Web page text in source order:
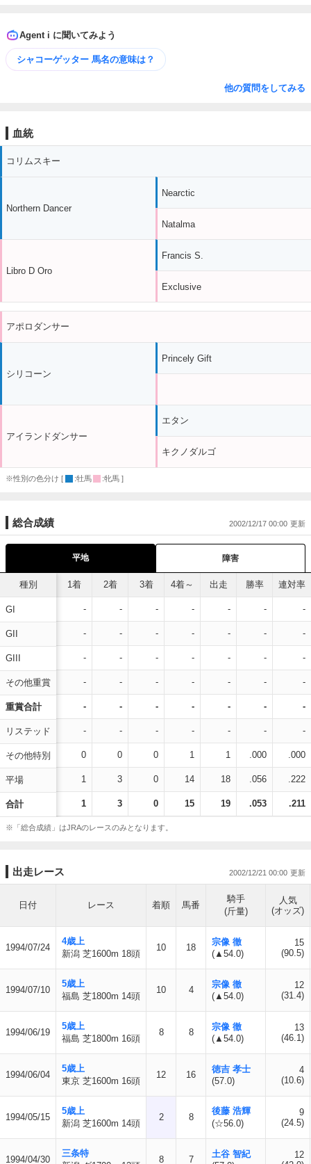
Agent i に聞いてみよう
シャコーゲッター 馬名の意味は？
他の質問をしてみる
血統
コリムスキー
Northern Dancer
Libro D Oro
Nearctic
Natalma
Francis S.
Exclusive
アポロダンサー
シリコーン
アイランドダンサー
Princely Gift
エタン
キクノダルゴ
※性別の色分け [ :牡馬 :牝馬 ]
総合成績 2002/12/17 00:00
平地 障害
種別
GI
GII
GIII
その他重賞
重賞合計
リステッド
その他特別
平場
合計
1着 2着 3着 4着～ 出走 勝率 連対率
- - - - - - -
- - - - - - -
- - - - - - -
- - - - - - -
- - - - - - -
- - - - - - -
0 0 0 1 1 .000 .000
1 3 0 14 18 .056 .222
1 3 0 15 19 .053 .211
※「総合成績」はJRAのレースのみとなります。
出走レース 2002/12/21 00:00
日付 レース 着順 馬番
騎手
(斤量)
人気
(オッズ)
1994/07/24
4歳上
新潟 芝1600m 18頭
10 18
宗像 徹
(▲54.0)
15
(90.5)
1994/07/10
5歳上
福島 芝1800m 14頭
10 4
宗像 徹
(▲54.0)
12
(31.4)
1994/06/19
5歳上
福島 芝1800m 16頭
8 8
宗像 徹
(▲54.0)
13
(46.1)
1994/06/04
5歳上
東京 芝1600m 16頭
12 16
徳吉 孝士
(57.0)
4
(10.6)
1994/05/15
5歳上
新潟 芝1600m 14頭
2 8
後藤 浩輝
(☆56.0)
9
(24.5)
1994/04/30
三条特
8 7
土谷 智紀
12